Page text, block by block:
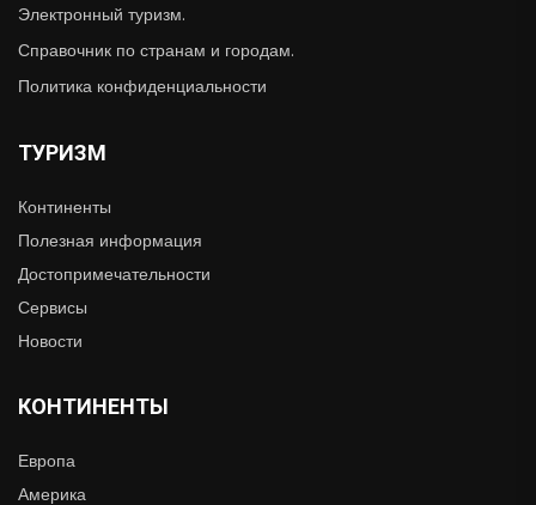
Электронный туризм.
Справочник по странам и городам.
Политика конфиденциальности
ТУРИЗМ
Континенты
Полезная информация
Достопримечательности
Сервисы
Новости
КОНТИНЕНТЫ
Европа
Америка